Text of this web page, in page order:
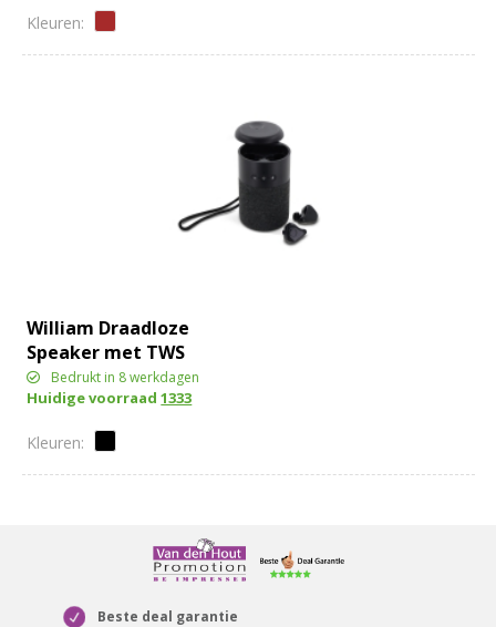
William Draadloze
Speaker met TWS
oordopjes
Bedrukt in 8 werkdagen
Huidige voorraad1333
Beste deal garantie